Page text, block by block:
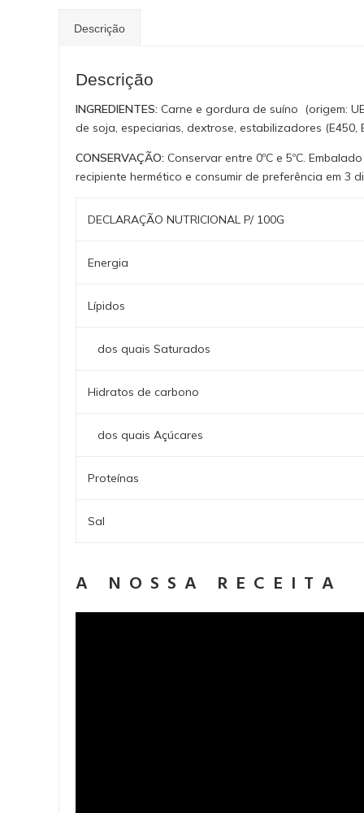
Descrição
Descrição
INGREDIENTES: Carne e gordura de suíno (origem:
de soja, especiarias, dextrose, estabilizadores (E450,
CONSERVAÇÃO: Conservar entre 0ºC e 5ºC.
recipiente hermético e consumir de preferência em 3
DECLARAÇÃO NUTRICIONAL P/ 100G
Energia
Lípidos
dos quais Saturados
Hidratos de carbono
dos quais Açúcares
Proteínas
Sal
A NOSSA RECEITA